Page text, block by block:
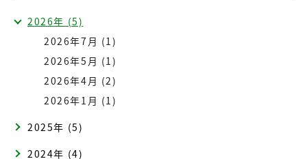
2026年 (5)
2026年7月 (1)
2026年5月 (1)
2026年4月 (2)
2026年1月 (1)
2025年 (5)
2024年 (4)